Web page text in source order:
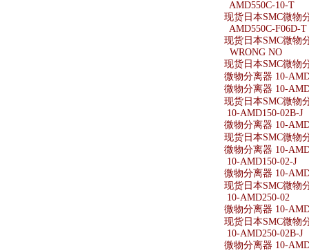
AMD550C-10-T
现货日本SMC微物
AMD550C-F06D-T
现货日本SMC微物
WRONG NO
现货日本SMC微物
微物分离器 10-
微物分离器 10-
现货日本SMC微物
10-AMD150-02B-J
微物分离器 10-
现货日本SMC微物
微物分离器 10-
10-AMD150-02-J
微物分离器 10-
现货日本SMC微物
10-AMD250-02
微物分离器 10-
现货日本SMC微物
10-AMD250-02B-J
微物分离器 10-